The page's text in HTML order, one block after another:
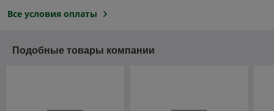
Все условия оплаты
Подобные товары компании